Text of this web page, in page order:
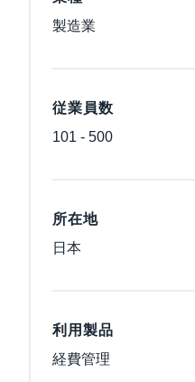
製造業
従業員数
101 - 500
所在地
日本
利用製品
経費管理